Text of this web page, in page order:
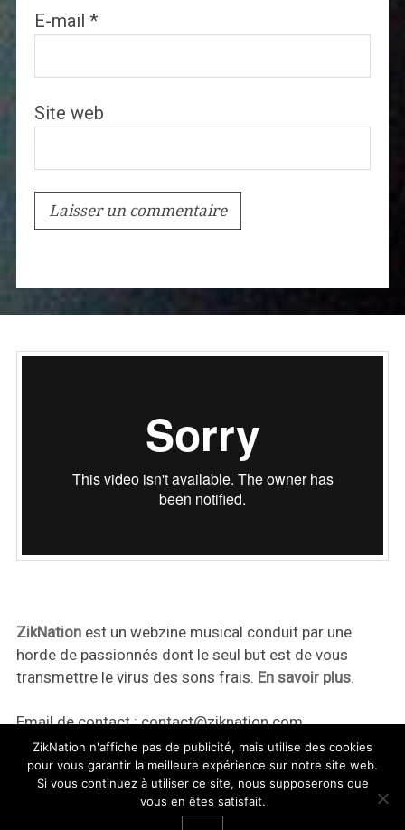
E-mail *
Site web
ZikNationest un webzine musical conduit par une
horde de passionnés dont le seul but est de vous
transmettre le virus des sons frais. En savoir plus.
Email de contact :contact@ziknation.com
ZikNation n'affiche pas de publicité, mais utilise des cookies
pour vous garantir la meilleure expérience sur notre site web.
Si vous continuez à utiliser ce site, nous supposerons que
vous en êtes satisfait.